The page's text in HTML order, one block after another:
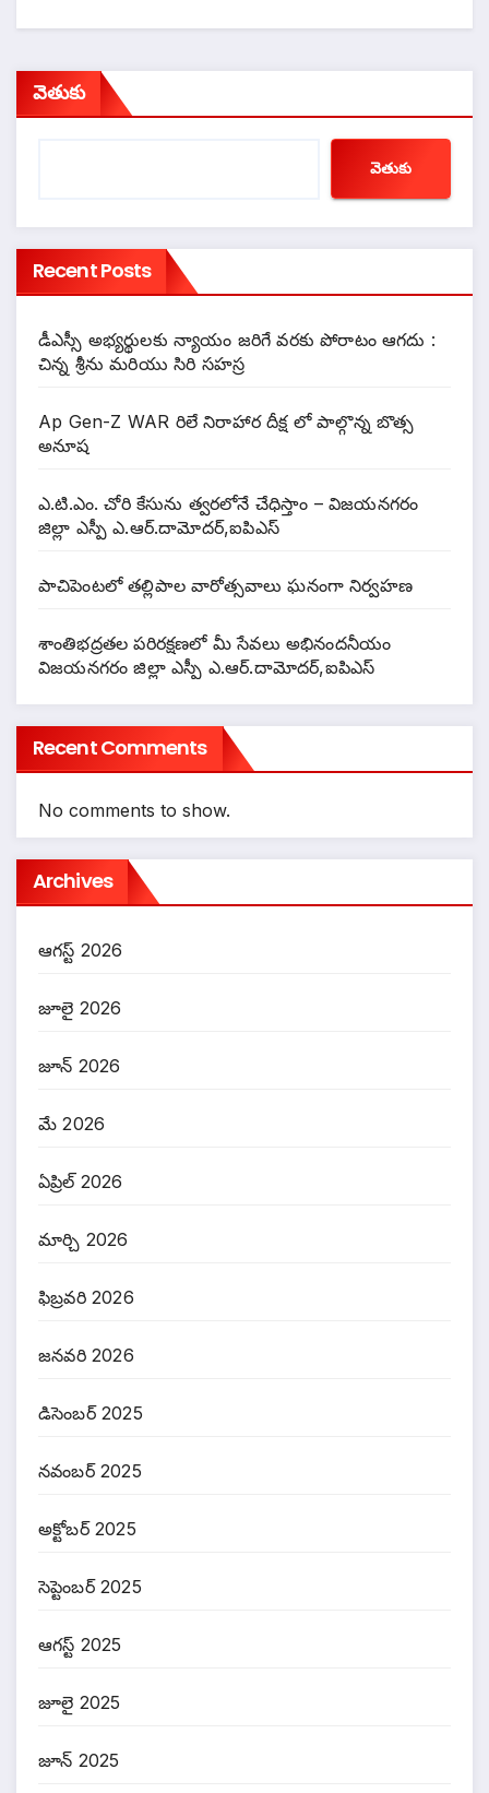
వెతుకు
వెతుకు
Recent Posts
డీఎస్సీ అభ్యర్థులకు న్యాయం జరిగే వరకు పోరాటం ఆగదు :
చిన్న శ్రీను మరియు సిరి సహస్ర
Ap Gen-Z WAR రిలే నిరాహార దీక్ష లో పాల్గొన్న బొత్స
అనూష
ఎ.టి.ఎం. చోరి కేసును త్వరలోనే చేధిస్తాం – విజయనగరం
జిల్లా ఎస్పీ ఎ.ఆర్.దామోదర్,ఐపిఎస్
పాచిపెంటలో తల్లిపాల వారోత్సవాలు ఘనంగా నిర్వహణ
శాంతిభద్రతల పరిరక్షణలో మీ సేవలు అభినందనీయం
విజయనగరం జిల్లా ఎస్పీ ఎ.ఆర్.దామోదర్,ఐపిఎస్
Recent Comments
No comments to show.
Archives
ఆగస్ట్ 2026
జూలై 2026
జూన్ 2026
మే 2026
ఏప్రిల్ 2026
మార్చి 2026
ఫిబ్రవరి 2026
జనవరి 2026
డిసెంబర్ 2025
నవంబర్ 2025
అక్టోబర్ 2025
సెప్టెంబర్ 2025
ఆగస్ట్ 2025
జూలై 2025
జూన్ 2025